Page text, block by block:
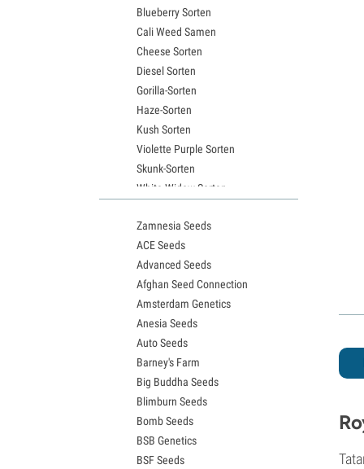
Blueberry Sorten
Cali Weed Samen
Cheese Sorten
Diesel Sorten
Gorilla-Sorten
Haze-Sorten
Kush Sorten
Violette Purple Sorten
Skunk-Sorten
White Widow Sorten
Granddaddy Purple Samen
OG Kush Samen
Blue Dream Samen
Lemon Haze Samen
Bruce Banner Samen
Gelato Samen
Sour Diesel Samen
Jack Herer Samen
Girl Scout Cookies Samen
Wedding Cake Samen
Zkittlez Samen
Pineapple Express Samen
Chemdawg Samen
Zamnesia Seeds
ACE Seeds
Advanced Seeds
Afghan Seed Connection
Amsterdam Genetics
Anesia Seeds
Auto Seeds
Barney's Farm
Big Buddha Seeds
Blimburn Seeds
Bomb Seeds
BSB Genetics
BSF Seeds